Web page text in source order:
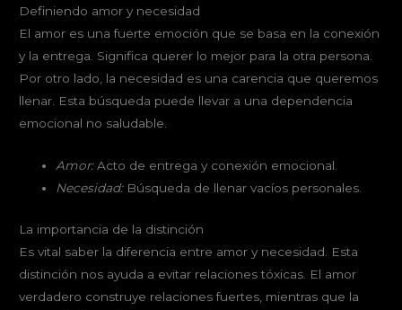
Definiendo amor y necesidad
El amor es una fuerte emoción que se basa en la conexión
y la entrega. Significa querer lo mejor para la otra persona.
Por otro lado, la necesidad es una carencia que queremos
llenar. Esta búsqueda puede llevar a una dependencia
emocional no saludable.
Amor:Acto de entrega y conexión emocional.
Necesidad:Búsqueda de llenar vacíos personales.
La importancia de la distinción
Es vital saber la diferencia entre amor y necesidad. Esta
distinción nos ayuda a evitar relaciones tóxicas. El amor
verdadero construye relaciones fuertes, mientras que la